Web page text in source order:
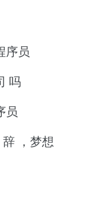
序员
吗
员
，梦想